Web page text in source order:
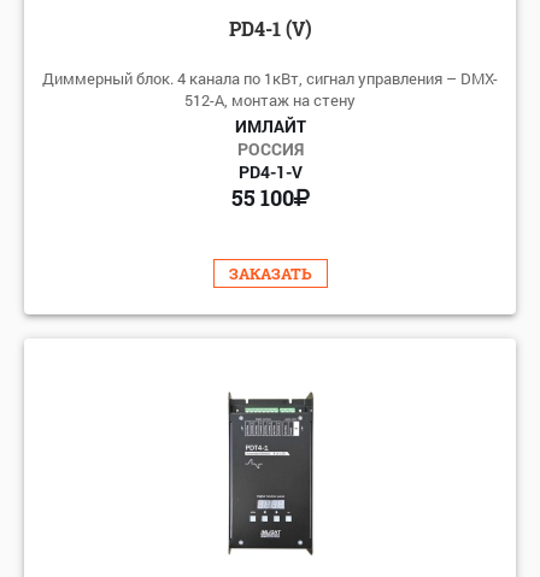
PD4-1 (V)
Диммерный блок. 4 канала по 1кВт, сигнал управления – DMX-
512-A, монтаж на стену
ИМЛАЙТ
РОССИЯ
PD4-1-V
55 100
ЗАКАЗАТЬ